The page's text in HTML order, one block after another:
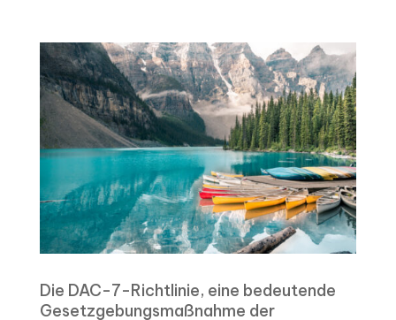
Die DAC-7-Richtlinie, eine bedeutende
Gesetzgebungsmaßnahme der